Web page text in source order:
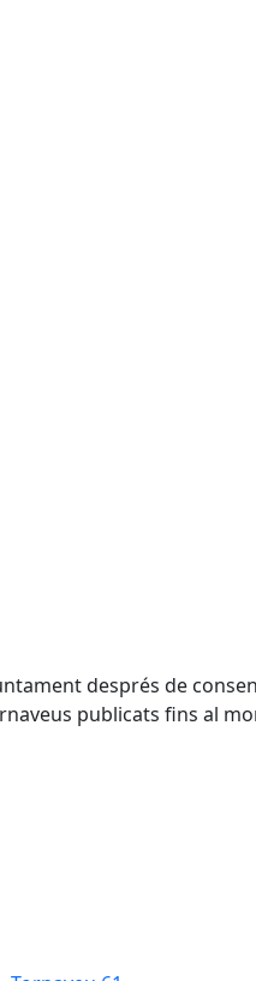
després de
publicats fins al